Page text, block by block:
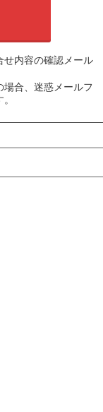
内容の確認メール
合、迷惑メールフ